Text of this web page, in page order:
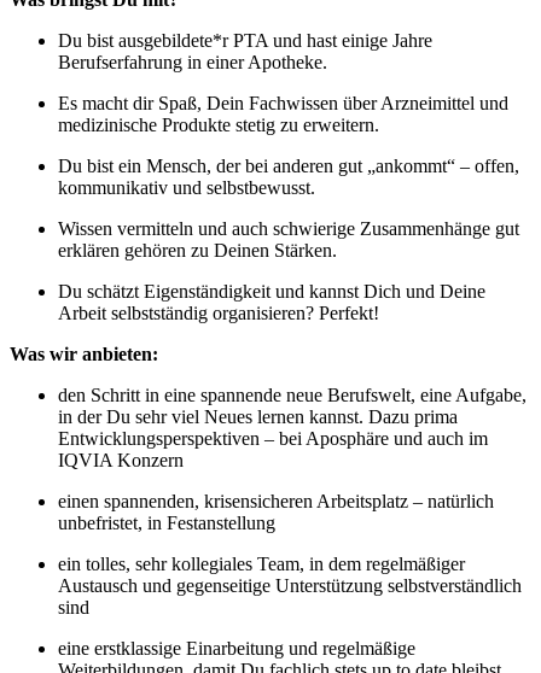
Du bist ausgebildete*r PTA und hast einige Jahre
Berufserfahrung in einer Apotheke.
Es macht dir Spaß, Dein Fachwissen über Arzneimittel und
medizinische Produkte stetig zu erweitern.
Du bist ein Mensch, der bei anderen gut „ankommt“ – offen,
kommunikativ und selbstbewusst.
Wissen vermitteln und auch schwierige Zusammenhänge gut
erklären gehören zu Deinen Stärken.
Du schätzt Eigenständigkeit und kannst Dich und Deine
Arbeit selbstständig organisieren? Perfekt!
Was wir anbieten:
den Schritt in eine spannende neue Berufswelt, eine Aufgabe,
in der Du sehr viel Neues lernen kannst. Dazu prima
Entwicklungsperspektiven – bei Aposphäre und auch im
IQVIA Konzern
einen spannenden, krisensicheren Arbeitsplatz – natürlich
unbefristet, in Festanstellung
ein tolles, sehr kollegiales Team, in dem regelmäßiger
Austausch und gegenseitige Unterstützung selbstverständlich
sind
eine erstklassige Einarbeitung und regelmäßige